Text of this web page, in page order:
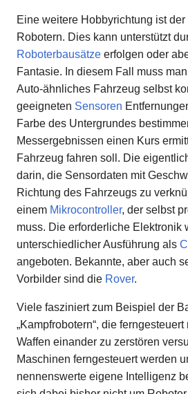
Eine weitere Hobbyrichtung ist
Robotern. Dies kann unterstützt
Roboterbausätze erfolgen oder
Fantasie. In diesem Fall muss
Auto-ähnliches Fahrzeug selbst
geeigneten Sensoren
Farbe des Untergrundes
Messergebnissen einen Kurs
Fahrzeug fahren soll. Die
darin, die Sensordaten mit
Richtung des Fahrzeugs zu
einem Mikrocontroller, der selbst
muss. Die erforderliche Elektronik
unterschiedlicher Ausführung als
angeboten. Bekannte, aber auch
Vorbilder sind die Rover.
Viele fasziniert zum Beispiel der
„Kampfrobotern“, die
Waffen einander zu zerstören
Maschinen ferngesteuert werden
nennenswerte eigene Intelligenz